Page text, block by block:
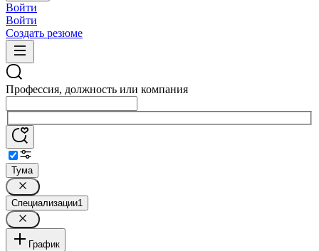
Войти
Войти
Создать резюме
Профессия, должность или компания
Тума
Специализации1
График